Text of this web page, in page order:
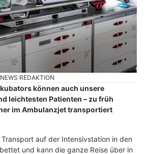
REDAKTION
können auch unsere
leichtesten Patienten – zu früh
im Ambulanzjet transportiert
auf der Intensivstation in den
und kann die ganze Reise über in